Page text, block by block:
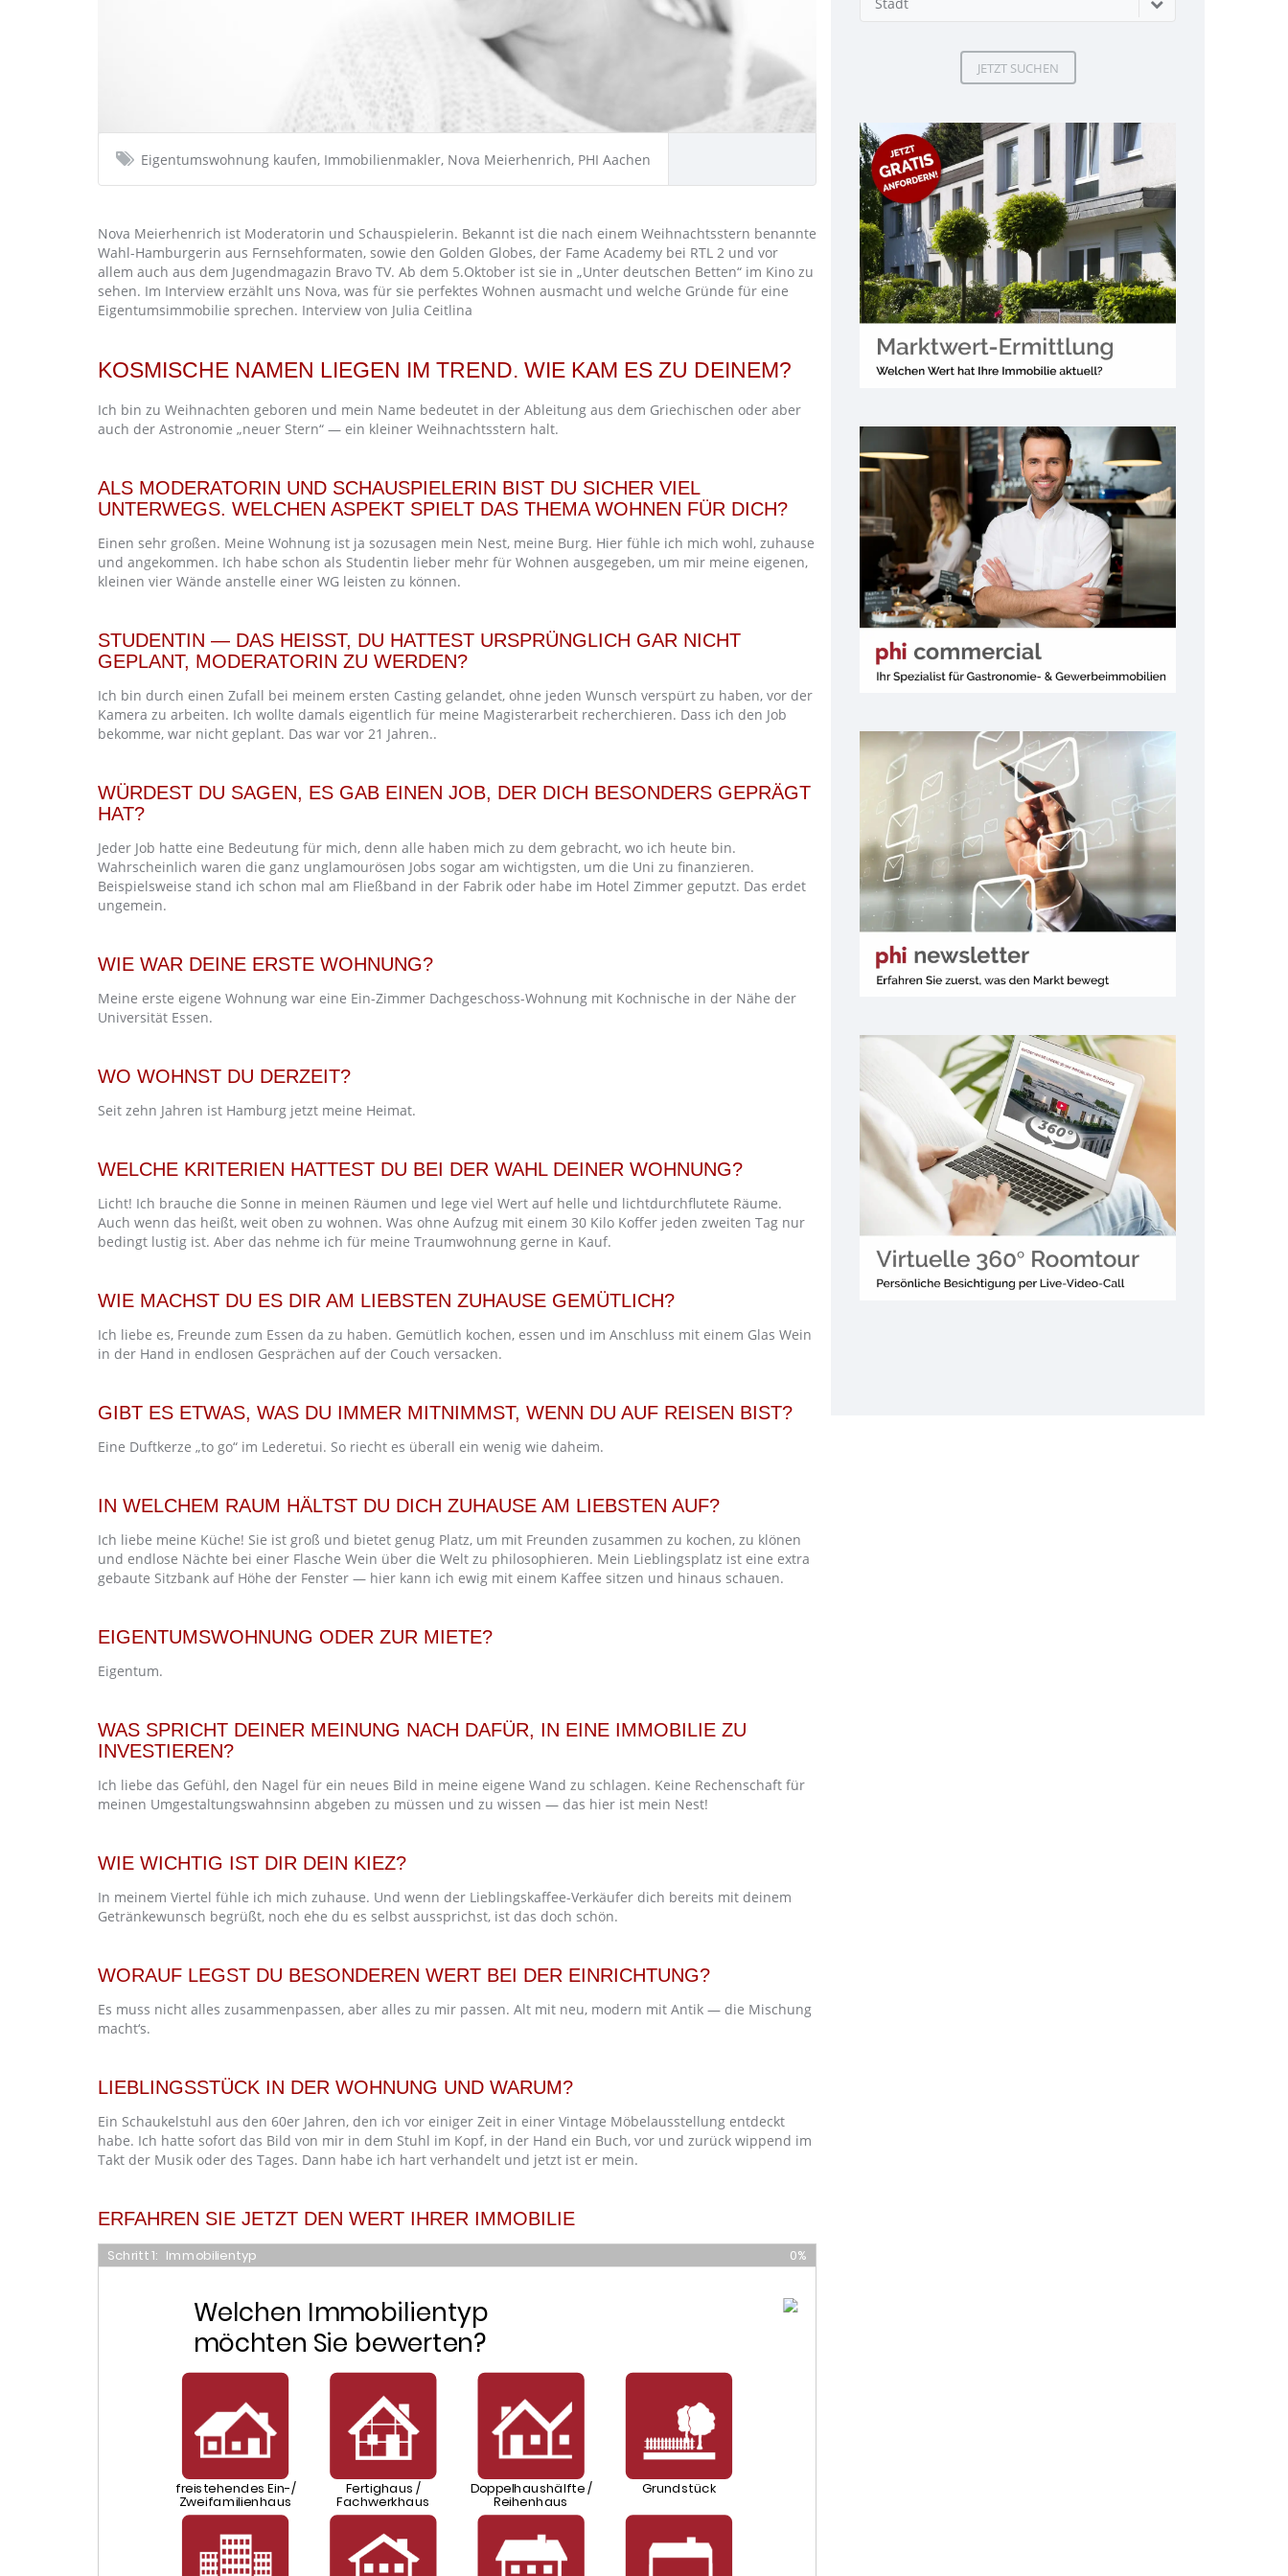
Eigentumswohnung kaufen, Immobilienmakler, Nova Meierhenrich, PHI Aachen
Nova Meierhenrich ist Moderatorin und Schauspielerin. Bekannt ist die nach einem Weihnachtsstern benannte
Wahl-Hamburgerin aus Fernsehformaten, sowie den Golden Globes, der Fame Academy bei RTL 2 und vor
allem auch aus dem Jugendmagazin Bravo TV. Ab dem 5.Oktober ist sie in „Unter deutschen Betten“ im Kino zu
sehen. Im Interview erzählt uns Nova, was für sie perfektes Wohnen ausmacht und welche Gründe für eine
Eigentumsimmobilie sprechen. Interview von Julia Ceitlina
KOSMISCHE NAMEN LIEGEN IM TREND. WIE KAM ES ZU DEINEM?
Ich bin zu Weihnachten geboren und mein Name bedeutet in der Ableitung aus dem Griechischen oder aber
auch der Astronomie „neuer Stern“ — ein kleiner Weihnachtsstern halt.
ALS MODERATORIN UND SCHAUSPIELERIN BIST DU SICHER VIEL
UNTERWEGS. WELCHEN ASPEKT SPIELT DAS THEMA WOHNEN FÜR DICH?
Einen sehr großen. Meine Wohnung ist ja sozusagen mein Nest, meine Burg. Hier fühle ich mich wohl, zuhause
und angekommen. Ich habe schon als Studentin lieber mehr für Wohnen ausgegeben, um mir meine eigenen,
kleinen vier Wände anstelle einer WG leisten zu können.
STUDENTIN — DAS HEISST, DU HATTEST URSPRÜNGLICH GAR NICHT G
EPLANT, MODERATORIN ZU WERDEN?
Ich bin durch einen Zufall bei meinem ersten Casting gelandet, ohne jeden Wunsch verspürt zu haben, vor der
Kamera zu arbeiten. Ich wollte damals eigentlich für meine Magisterarbeit recherchieren. Dass ich den Job
bekomme, war nicht geplant. Das war vor 21 Jahren..
WÜRDEST DU SAGEN, ES GAB EINEN JOB, DER DICH BESONDERS GEPRÄGT
HAT?
Jeder Job hatte eine Bedeutung für mich, denn alle haben mich zu dem gebracht, wo ich heute bin.
Wahrscheinlich waren die ganz unglamourösen Jobs sogar am wichtigsten, um die Uni zu finanzieren.
Beispielsweise stand ich schon mal am Fließband in der Fabrik oder habe im Hotel Zimmer geputzt. Das erdet
ungemein.
WIE WAR DEINE ERSTE WOHNUNG?
Meine erste eigene Wohnung war eine Ein-Zimmer Dachgeschoss-Wohnung mit Kochnische in der Nähe der
Universität Essen.
WO WOHNST DU DERZEIT?
Seit zehn Jahren ist Hamburg jetzt meine Heimat.
WELCHE KRITERIEN HATTEST DU BEI DER WAHL DEINER WOHNUNG?
Licht! Ich brauche die Sonne in meinen Räumen und lege viel Wert auf helle und lichtdurchflutete Räume.
Auch wenn das heißt, weit oben zu wohnen. Was ohne Aufzug mit einem 30 Kilo Koffer jeden zweiten Tag nur
bedingt lustig ist. Aber das nehme ich für meine Traumwohnung gerne in Kauf.
WIE MACHST DU ES DIR AM LIEBSTEN ZUHAUSE GEMÜTLICH?
Ich liebe es, Freunde zum Essen da zu haben. Gemütlich kochen, essen und im Anschluss mit einem Glas Wein
in der Hand in endlosen Gesprächen auf der Couch versacken.
GIBT ES ETWAS, WAS DU IMMER MITNIMMST, WENN DU AUF REISEN BIST?
Eine Duftkerze „to go“ im Lederetui. So riecht es überall ein wenig wie daheim.
IN WELCHEM RAUM HÄLTST DU DICH ZUHAUSE AM LIEBSTEN AUF?
Ich liebe meine Küche! Sie ist groß und bietet genug Platz, um mit Freunden zusammen zu kochen, zu klönen
und endlose Nächte bei einer Flasche Wein über die Welt zu philosophieren. Mein Lieblingsplatz ist eine extra
gebaute Sitzbank auf Höhe der Fenster — hier kann ich ewig mit einem Kaffee sitzen und hinaus schauen.
EIGENTUMSWOHNUNG ODER ZUR MIETE?
Eigentum.
WAS SPRICHT DEINER MEINUNG NACH DAFÜR, IN EINE IMMOBILIE ZU
INVESTIEREN?
Ich liebe das Gefühl, den Nagel für ein neues Bild in meine eigene Wand zu schlagen. Keine Rechenschaft für
meinen Umgestaltungswahnsinn abgeben zu müssen und zu wissen — das hier ist mein Nest!
WIE WICHTIG IST DIR DEIN KIEZ?
In meinem Viertel fühle ich mich zuhause. Und wenn der Lieblingskaffee-Verkäufer dich bereits mit deinem
Getränkewunsch begrüßt, noch ehe du es selbst aussprichst, ist das doch schön.
WORAUF LEGST DU BESONDEREN WERT BEI DER EINRICHTUNG?
Es muss nicht alles zusammenpassen, aber alles zu mir passen. Alt mit neu, modern mit Antik — die Mischung
macht‘s.
LIEBLINGSSTÜCK IN DER WOHNUNG UND WARUM?
Ein Schaukelstuhl aus den 60er Jahren, den ich vor einiger Zeit in einer Vintage Möbelausstellung entdeckt
habe. Ich hatte sofort das Bild von mir in dem Stuhl im Kopf, in der Hand ein Buch, vor und zurück wippend im
Takt der Musik oder des Tages. Dann habe ich hart verhandelt und jetzt ist er mein.
ERFAHREN SIE JETZT DEN WERT IHRER IMMOBILIE
JETZT SUCHEN